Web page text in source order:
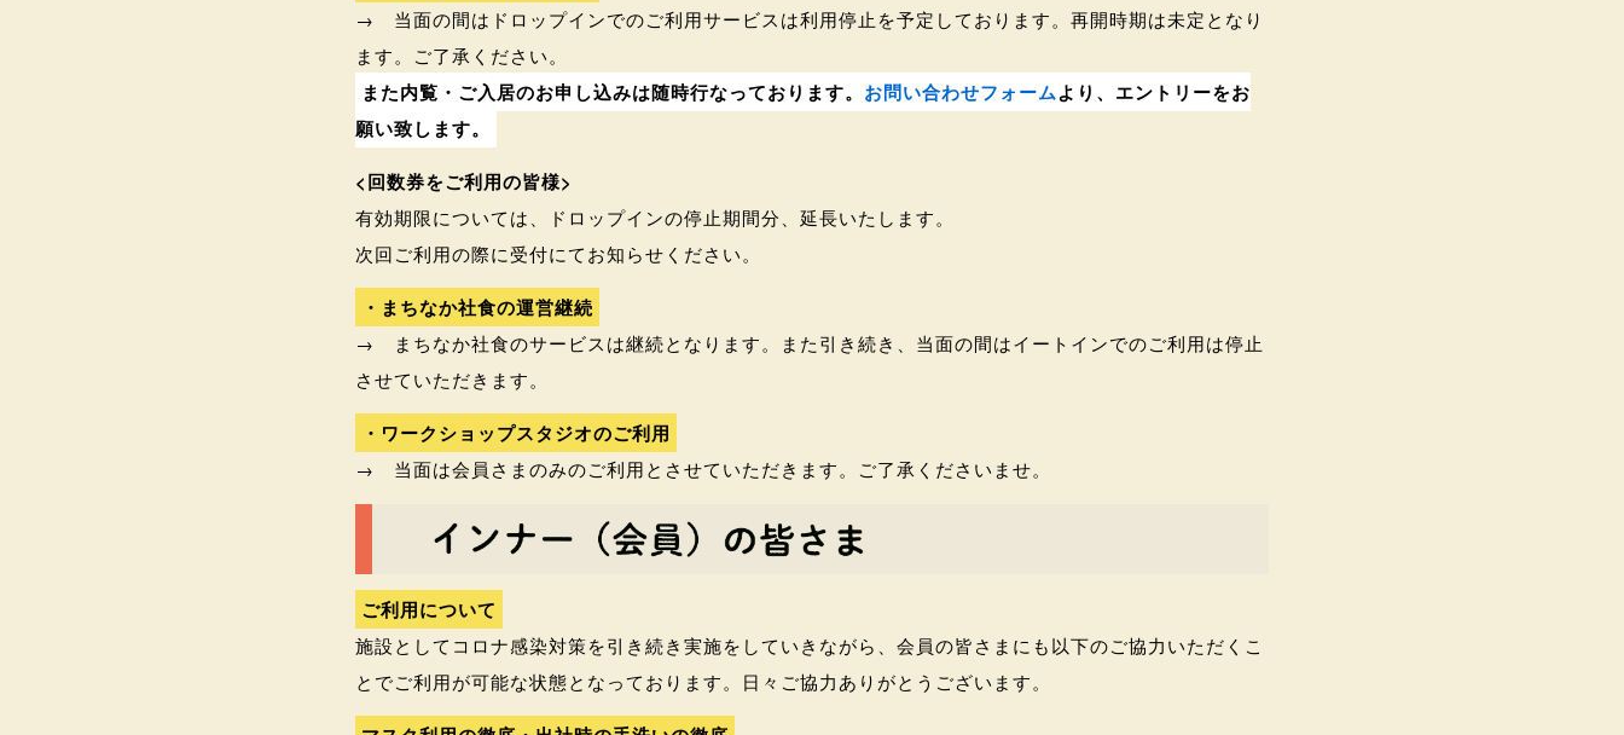
→ 当面の間はドロップインでのご利用サービスは利用停止を予定しております。再開時期は未定となり
ます。ご了承ください。
また内覧・ご入居のお申し込みは随時行なっております。 お問い合わせフォームより、エントリーをお
願い致します。
<回数券をご利用の皆様>
有効期限については、ドロップインの停止期間分、延長いたします。
次回ご利用の際に受付にてお知らせください。
・まちなか社食の運営継続
→ まちなか社食のサービスは継続となります。また引き続き、当面の間はイートインでのご利用は停止
させていただきます。
・ワークショップスタジオのご利用
→ 当面は会員さまのみのご利用とさせていただきます。ご了承くださいませ。
ご利用について
施設としてコロナ感染対策を引き続き実施をしていきながら、会員の皆さまにも以下のご協力いただくこ
とでご利用が可能な状態となっております。日々ご協力ありがとうございます。